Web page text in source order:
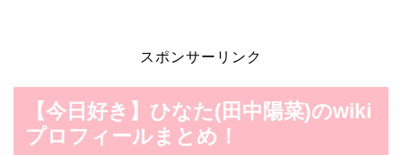
スポンサーリンク
【今日好き】ひなた(田中陽菜)のwiki
プロフィールまとめ！